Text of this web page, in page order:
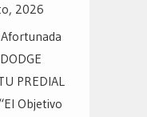
2026
PREDIAL
Objetivo